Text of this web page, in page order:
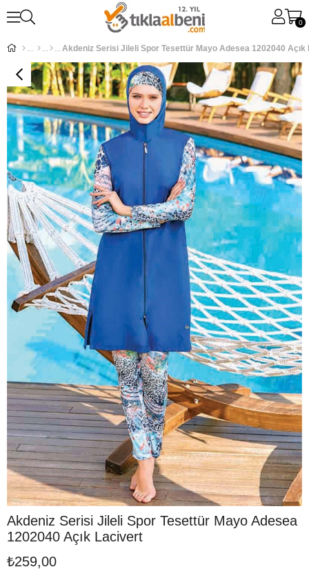
0
Akdeniz Serisi Jileli Spor Tesettür Mayo Adesea 1202040
Akdeniz Serisi Jileli Spor Tesettür Mayo Adesea
1202040 Açık Lacivert
₺259,00